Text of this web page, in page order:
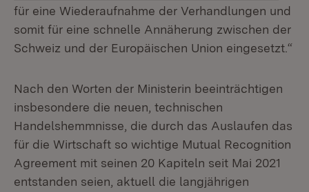
für eine Wiederaufnahme der Verhandlungen und
somit für eine schnelle Annäherung zwischen der
Schweiz und der Europäischen Union eingesetzt.“
Nach den Worten der Ministerin beeinträchtigen
insbesondere die neuen, technischen
Handelshemmnisse, die durch das Auslaufen das
für die Wirtschaft so wichtige Mutual Recognition
Agreement mit seinen 20 Kapiteln seit Mai 2021
entstanden seien, aktuell die langjährigen